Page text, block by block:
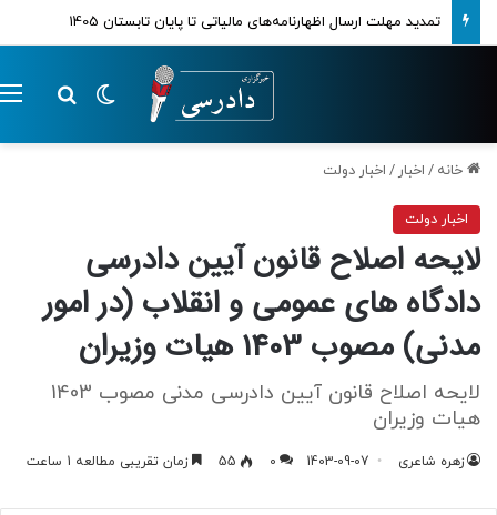
تمدید مهلت ارسال اظهارنامه‌های مالیاتی تا پایان تابستان 1405
تغییر پوسته
خانه / اخبار / اخبار دولت
اخبار دولت
لایحه اصلاح قانون آیین دادرسی
دادگاه های عمومی و انقلاب (در امور
مدنی) مصوب 1403 هیات وزیران
لایحه اصلاح قانون آیین دادرسی مدنی مصوب 1403
هیات وزیران
زهره شاعری 1403-09-07
0
55 زمان تقریبی مطالعه 1 ساعت